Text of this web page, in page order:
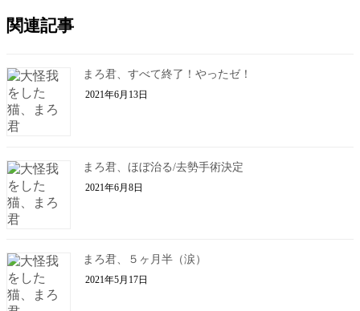
関連記事
まろ君、すべて終了！やったゼ！
2021年6月13日
まろ君、ほぼ治る/去勢手術決定
2021年6月8日
まろ君、５ヶ月半（涙）
2021年5月17日